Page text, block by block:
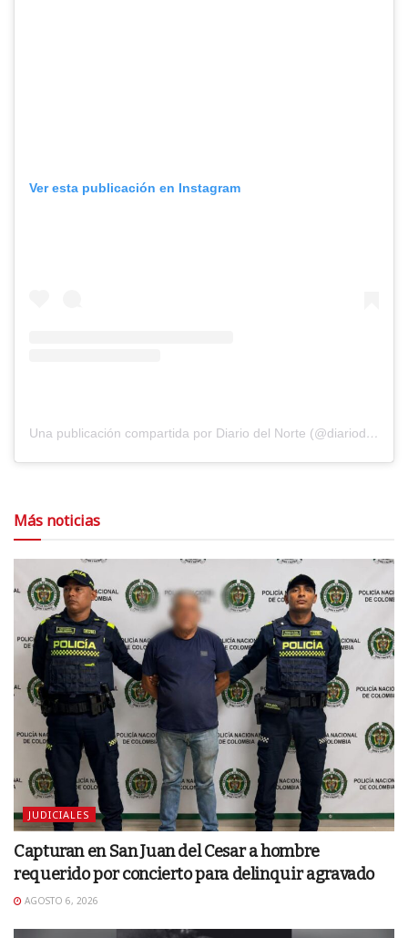
Ver esta publicación en Instagram
Una publicación compartida por Diario del Norte (@diariodelnorte)
Más noticias
JUDICIALES
Capturan en San Juan del Cesar a hombre
requerido por concierto para delinquir agravado
AGOSTO 6, 2026